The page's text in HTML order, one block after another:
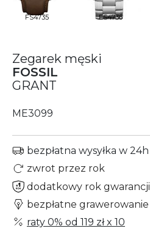
FS4735 FS4736
Zegarek męski
FOSSIL
GRANT
ME3099
bezpłatna wysyłka w 24h
zwrot przez rok
dodatkowy rok gwarancji
bezpłatne grawerowanie
raty 0% od 119 złx 10